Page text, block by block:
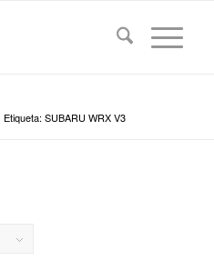
Etiqueta: SUBARU WRX V3